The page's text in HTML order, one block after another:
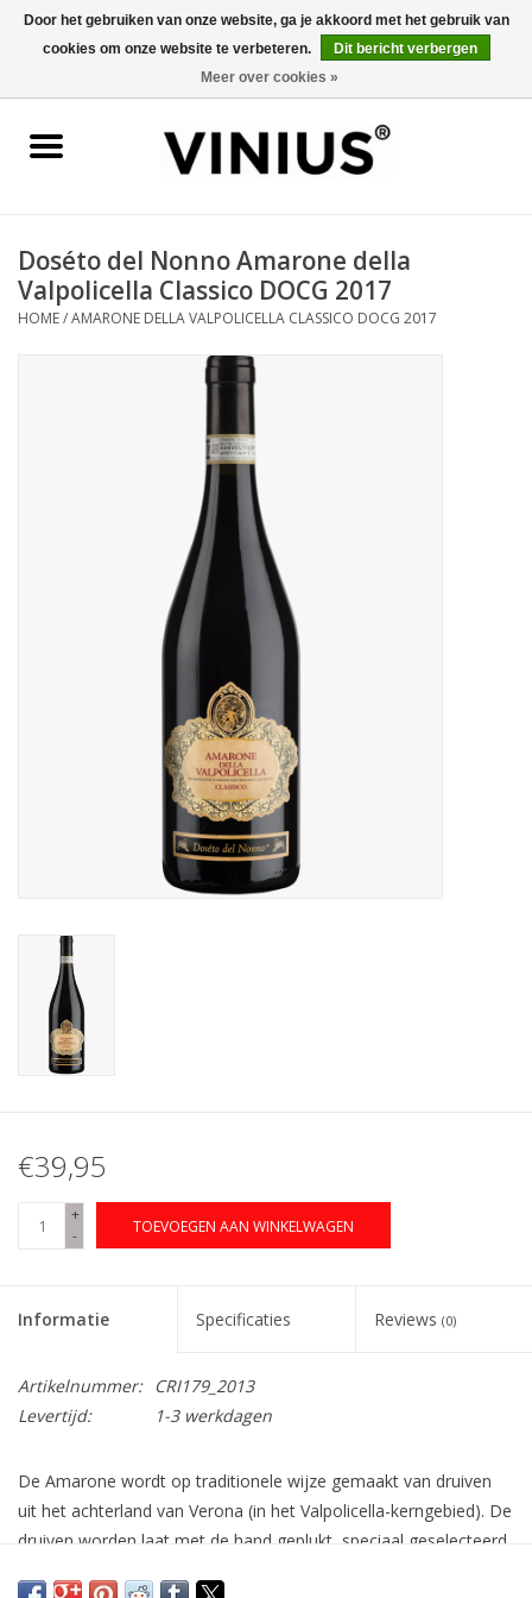
0 Artikelen - €0,00
Wijn per kleur/soort
Geschenken
Doséto del Nonno Amarone della
Valpolicella Classico DOCG 2017
HOME/AMARONE DELLA VALPOLICELLA CLASSICO DOCG 2017
€39,95
+
-
TOEVOEGEN AAN WINKELWAGEN
Informatie Specificaties Reviews (0)
Artikelnummer:
CRI179_2013
Levertijd:
1-3 werkdagen
De Amarone wordt op traditionele wijze gemaakt van druiven
uit het achterland van Verona (in het Valpolicella-kerngebied). De
druiven worden laat met de hand geplukt, speciaal geselecteerd
Door het gebruiken van onze website, ga je akkoord met het gebruik van
cookies om onze website te verbeteren.
Dit bericht verbergen
Meer over cookies »